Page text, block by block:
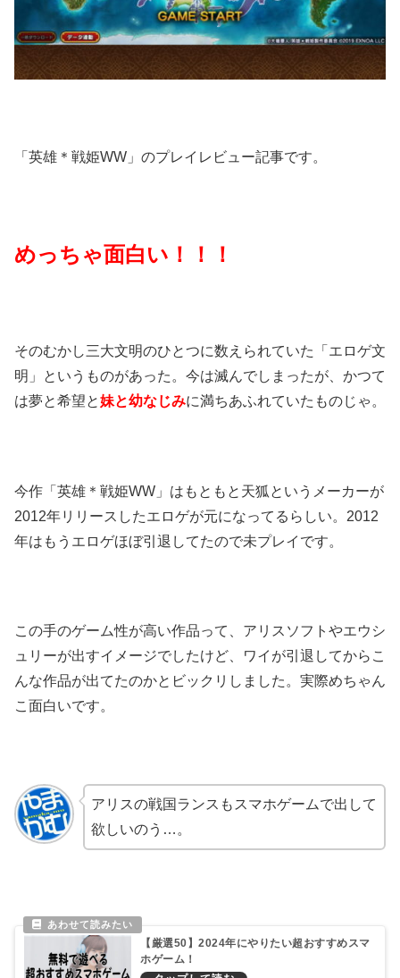
「英雄＊戦姫WW」のプレイレビュー記事です。
めっちゃ面白い！！！
そのむかし三大文明のひとつに数えられていた「エロゲ文
明」というものがあった。今は滅んでしまったが、かつて
は夢と希望と妹と幼なじみに満ちあふれていたものじゃ。
今作「英雄＊戦姫WW」はもともと天狐というメーカーが
2012年リリースしたエロゲが元になってるらしい。2012
年はもうエロゲほぼ引退してたので未プレイです。
この手のゲーム性が高い作品って、アリスソフトやエウシ
ュリーが出すイメージでしたけど、ワイが引退してからこ
んな作品が出てたのかとビックリしました。実際めちゃん
こ面白いです。
アリスの戦国ランスもスマホゲームで出して
欲しいのう…。
【厳選50】2024年にやりたい超おすすめスマ
ホゲーム！